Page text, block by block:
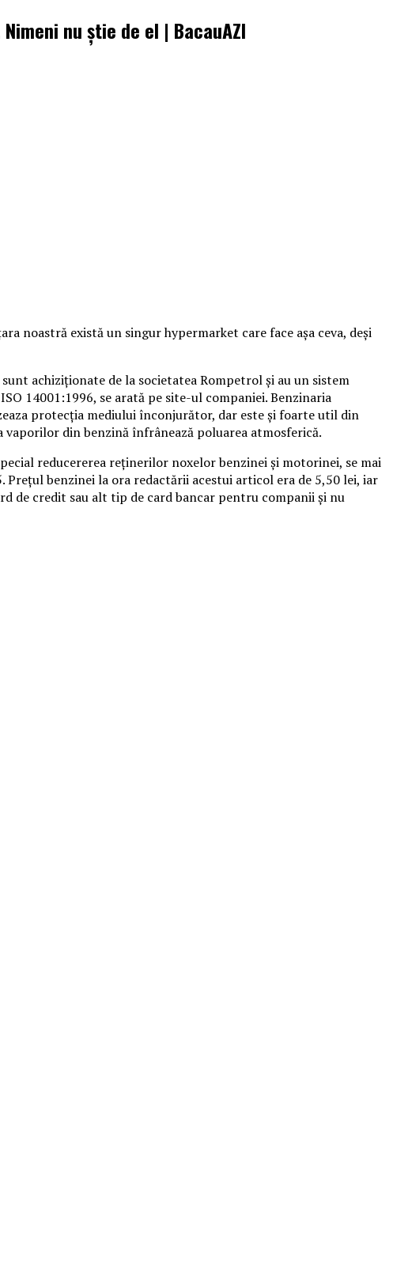
nu știe de el | BacauAZI
noastră există un singur hypermarket care face aşa ceva, deşi
achiziţionate de la societatea Rompetrol şi au un sistem
14001:1996, se arată pe site-ul companiei.Benzinaria
protecţia mediului înconjurător, dar este şi foarte util din
din benzină înfrânează poluarea atmosferică.
reducererea reţinerilor noxelor benzinei şi motorinei, se mai
benzinei la ora redactării acestui articol era de 5,50 lei, iar
de credit sau alt tip de card bancar pentru companii şi nu